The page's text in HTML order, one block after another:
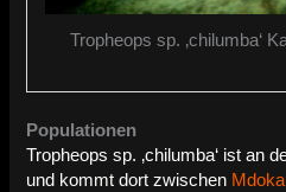
Tropheops sp. ‚chilumba‘
Populationen
Tropheops sp. ‚chilumba‘ ist an
und kommt dort zwischen Mdoka